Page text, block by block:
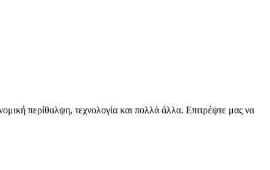
περίθαλψη, τεχνολογία και πολλά άλλα. Επιτρέψτε μας να